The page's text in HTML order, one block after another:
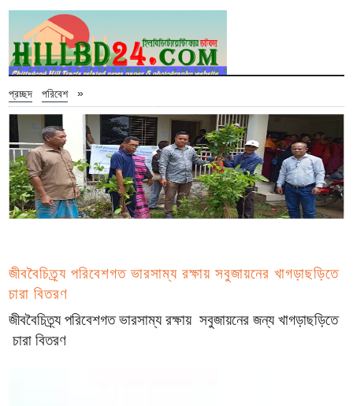
প্রচ্ছদ »
পরিবেশ
জীববৈচিত্র্য পরিবেশগত ভারসাম্য রক্ষায় সবুজায়নের খাগড়াছড়িতে
চারা বিতরণ
জীববৈচিত্র্য পরিবেশগত ভারসাম্য রক্ষায় সবুজায়নের জন্য খাগড়াছড়িতে
চারা বিতরণ